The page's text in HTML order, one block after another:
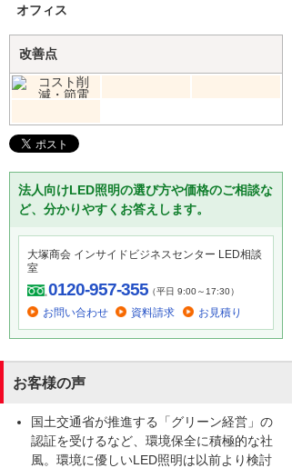
オフィス
改善点
法人向けLED照明の選び方や価格のご相談な
ど、分かりやすくお答えします。
大塚商会 インサイドビジネスセンター LED相談
室
0120-957-355（平日 9:00～17:30）
お問い合わせ 資料請求 お見積り
お客様の声
国土交通省が推進する「グリーン経営」の
認証を受けるなど、環境保全に積極的な社
風。環境に優しいLED照明は以前より検討